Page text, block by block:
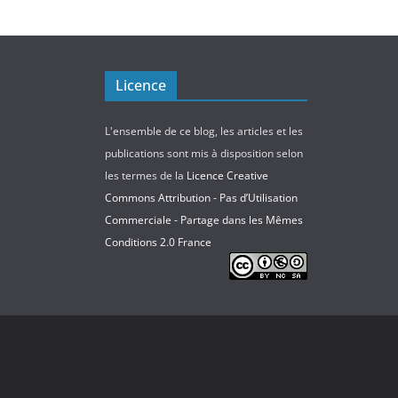
Licence
L'ensemble de ce blog, les articles et les
publications sont mis à disposition selon
les termes de la Licence Creative
Commons Attribution - Pas d’Utilisation
Commerciale - Partage dans les Mêmes
Conditions 2.0 France